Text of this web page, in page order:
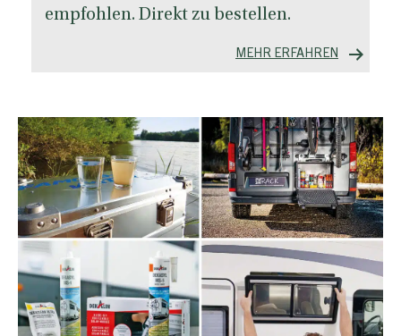
empfohlen. Direkt zu bestellen.
MEHR ERFAHREN